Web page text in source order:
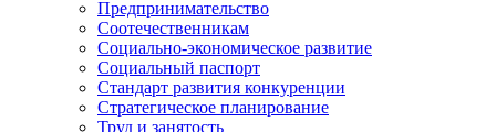
Предпринимательство
Соотечественникам
Социально-экономическое развитие
Социальный паспорт
Стандарт развития конкуренции
Стратегическое планирование
Труд и занятость